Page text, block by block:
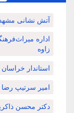
آتش نشانی مشهد
اداره
زاوه
استاندار
امیر سرتیپ رضا
دکتر محسن